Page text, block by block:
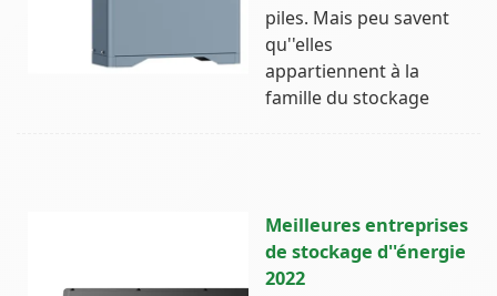
piles. Mais peu savent
qu''elles
appartiennent à la
famille du stockage
Meilleures entreprises
de stockage d''énergie
2022